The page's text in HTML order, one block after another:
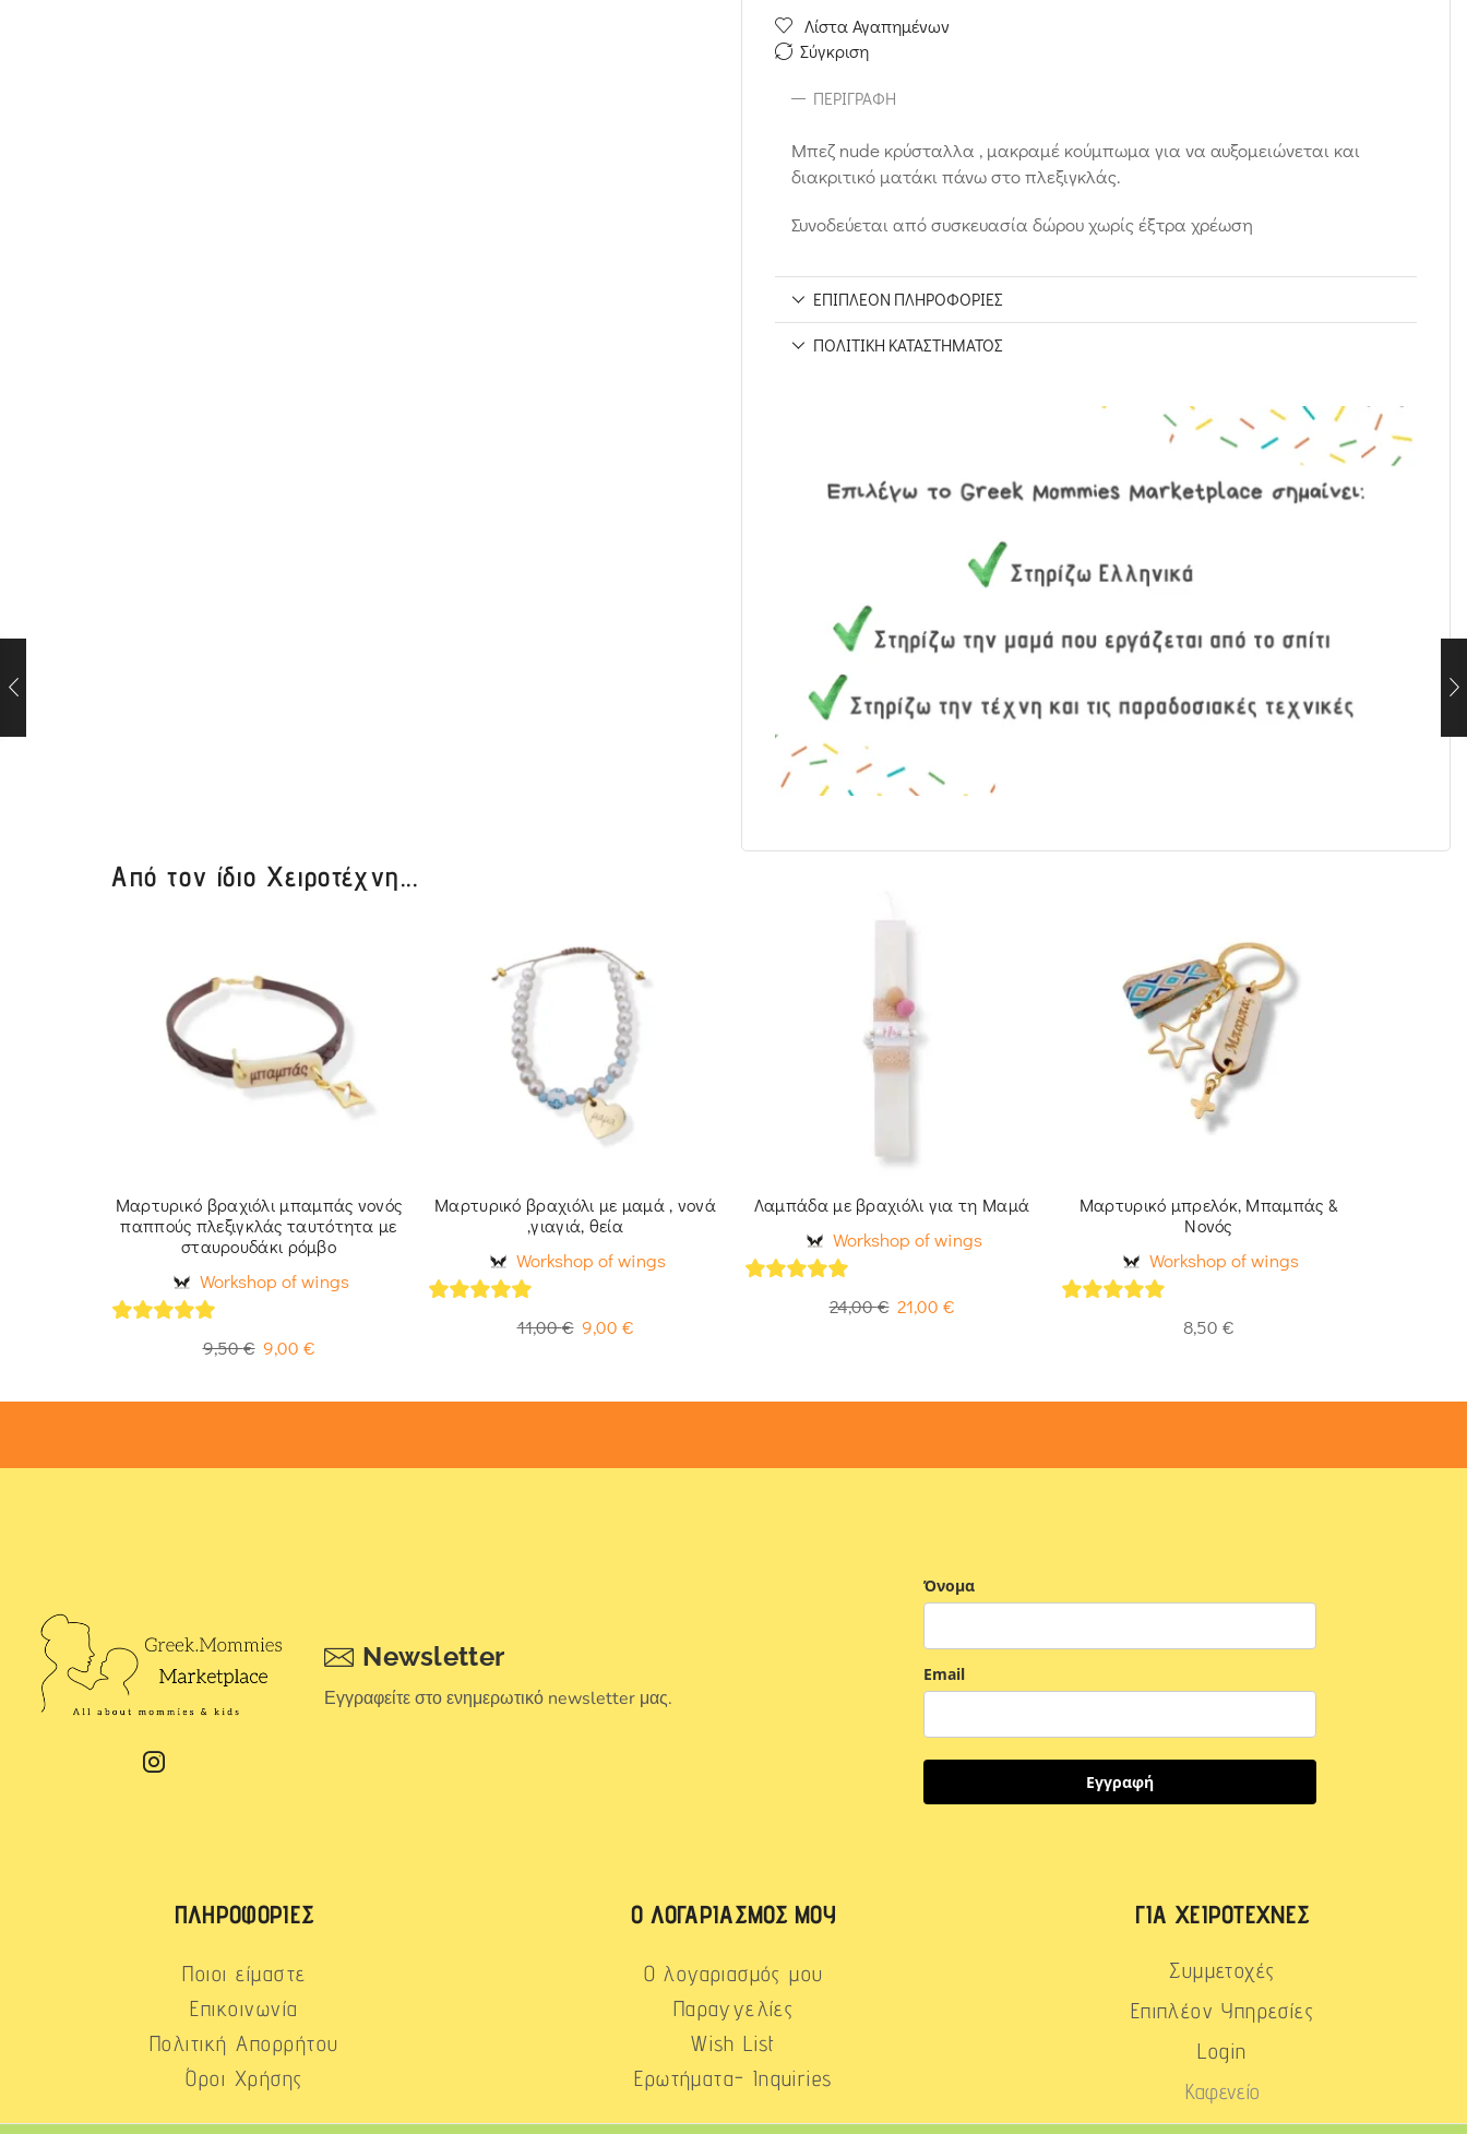
Λίστα Αγαπημένων
Σύγκριση
ΠΕΡΙΓΡΑΦΉ
Μπεζ nude κρύσταλλα , μακραμέ κούμπωμα για να αυξομειώνεται και
διακριτικό ματάκι πάνω στο πλεξιγκλάς.
Συνοδεύεται από συσκευασία δώρου χωρίς έξτρα χρέωση
ΕΠΙΠΛΈΟΝ ΠΛΗΡΟΦΟΡΊΕΣ
ΠΟΛΙΤΙΚΉ ΚΑΤΑΣΤΉΜΑΤΟΣ
Από τον ίδιο Χειροτέχνη...
Μαρτυρικό βραχιόλι μπαμπάς νονός
παππούς πλεξιγκλάς ταυτότητα με
σταυρουδάκι ρόμβο
Workshop of wings
9,50€ 9,00 €
Μαρτυρικό βραχιόλι με μαμά , νονά
,γιαγιά, θεία
Workshop of wings
11,00€ 9,00 €
Λαμπάδα με βραχιόλι για τη Μαμά
Workshop of wings
24,00€ 21,00 €
Μαρτυρικό μπρελόκ, Μπαμπάς &
Νονός
Workshop of wings
8,50 €
Newsletter
Εγγραφείτε στο ενημερωτικό newsletter μας.
Όνομα
Email
Εγγραφή
ΠΛΗΡΟΦΟΡΊΕΣ
Ποιοι είμαστε
Επικοινωνία
Πολιτική Απορρήτου
Όροι Χρήσης
Ο ΛΟΓΑΡΙΑΣΜΌΣ ΜΟΥ
Ο λογαριασμός μου
Παραγγελίες
Wish List
Ερωτήματα- Inquiries
ΓΙΑ ΧΕΙΡΟΤΈΧΝΕΣ
Συμμετοχές
Επιπλέον Υπηρεσίες
Login
Καφενείο